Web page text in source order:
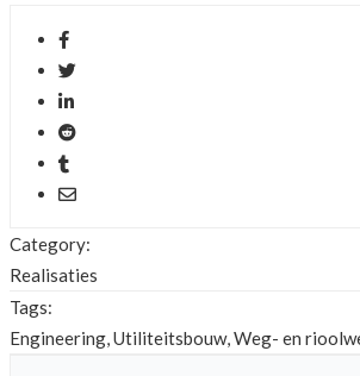
Category:
Realisaties
Tags:
Engineering, Utiliteitsbouw, Weg- en